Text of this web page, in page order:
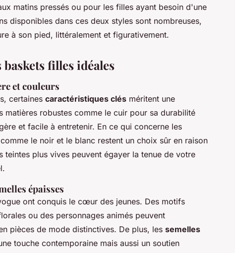
matins pressés ou pour les filles ayant besoin d'une
disponibles dans ces deux styles sont nombreuses,
à son pied, littéralement et figurativement.
filles idéales
et couleurs
certaines caractéristiques clés méritent une
matières robustes comme le cuir pour sa durabilité
et facile à entretenir. En ce qui concerne les
le noir et le blanc restent un choix sûr en raison
teintes plus vives peuvent égayer la tenue de votre
épaisses
ont conquis le cœur des jeunes. Des motifs
ou des personnages animés peuvent
pièces de mode distinctives. De plus, les semelles
touche contemporaine mais aussi un soutien